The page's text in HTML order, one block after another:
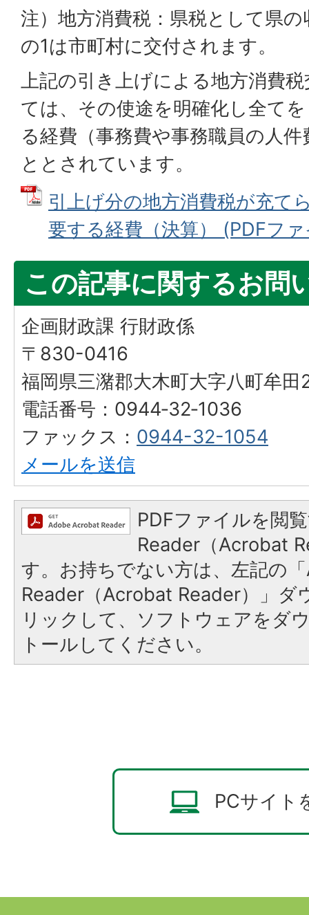
注）地方消費税：県税として県
の1は市町村に交付されます。
上記の引き上げによる地方消費
ては、その使途を明確化し全て
る経費（事務費や事務職員の人
ととされています。
引上げ分の地方消費税が充て
要する経費（決算） (PDFフ
この記事に関するお問
企画財政課 行財政係
〒830-0416
福岡県三潴郡大木町大字八町牟
電話番号：0944‐32‐1036
ファックス： 0944-32-1054
メールを送信
PDFファイルを閲
Reader（Acrobat
す。お持ちでない方は、左記の
Reader（Acrobat Reader）」ダ
リックして、ソフトウェアをダ
トールしてください。
PCサイト